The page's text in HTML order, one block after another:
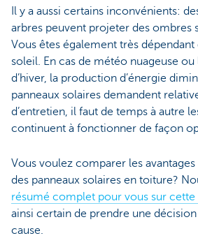
Il y a aussi certains inconvénients:
arbres peuvent projeter des ombres
Vous êtes également très
soleil. En cas de météo nuageuse
d’hiver, la production d’énergie
panneaux solaires demandent
d’entretien, il faut de temps à autre
continuent à fonctionner de façon
Vous voulez comparer les
des panneaux solaires en toiture?
résumé complet pour vous sur cette
ainsi certain de prendre une
cause.